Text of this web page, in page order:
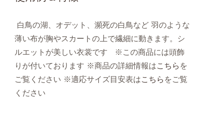
白鳥の湖、オデット、瀕死の白鳥など 羽のような
薄い布が胸やスカートの上で繊細に動きます。シ
ルエットが美しい衣裳です ※この商品には頭飾
りが付いております ※商品の詳細情報はこちら を
ご覧ください ※適応サイズ目安表はこちら をご覧
ください